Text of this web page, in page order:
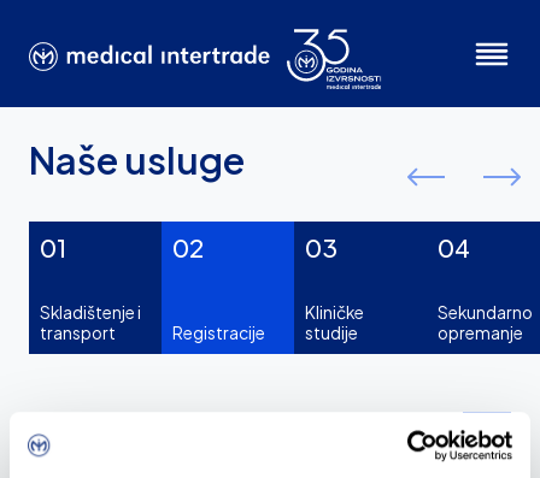
Naše usluge
01
Skladištenje i
transport
02
Registracije
03
Kliničke
studije
04
Sekundarno
opremanje
Registracije